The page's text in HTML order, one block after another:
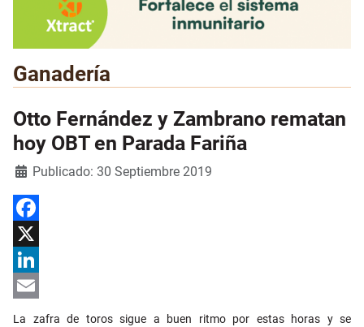
Ganadería
Otto Fernández y Zambrano rematan
hoy OBT en Parada Fariña
Detalles
Publicado: 30 Septiembre 2019
Facebook
X
LinkedIn
La zafra de toros sigue a buen ritmo por estas horas y se